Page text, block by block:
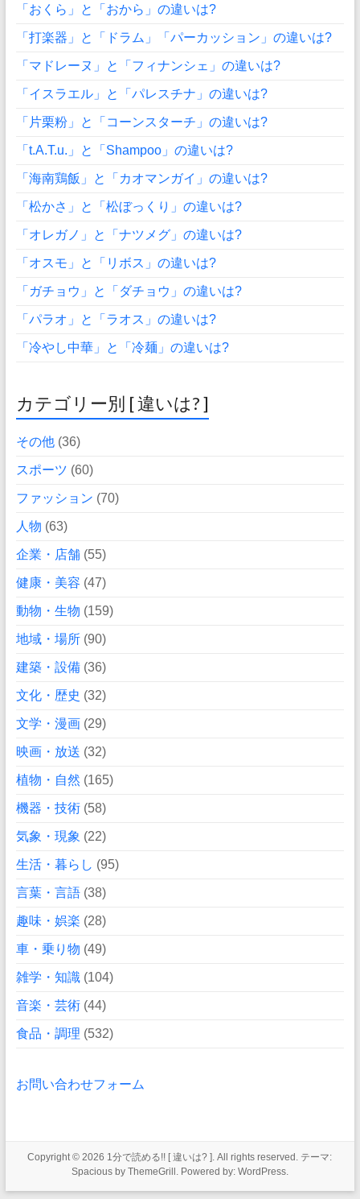
「おくら」と「おから」の違いは?
「打楽器」と「ドラム」「パーカッション」の違いは?
「マドレーヌ」と「フィナンシェ」の違いは?
「イスラエル」と「パレスチナ」の違いは?
「片栗粉」と「コーンスターチ」の違いは?
「t.A.T.u.」と「Shampoo」の違いは?
「海南鶏飯」と「カオマンガイ」の違いは?
「松かさ」と「松ぼっくり」の違いは?
「オレガノ」と「ナツメグ」の違いは?
「オスモ」と「リボス」の違いは?
「ガチョウ」と「ダチョウ」の違いは?
「パラオ」と「ラオス」の違いは?
「冷やし中華」と「冷麺」の違いは?
カテゴリー別 [ 違いは? ]
その他(36)
スポーツ (60)
ファッション (70)
人物 (63)
企業・店舗(55)
健康・美容 (47)
動物・生物 (159)
地域・場所(90)
建築・設備(36)
文化・歴史 (32)
文学・漫画(29)
映画・放送 (32)
植物・自然 (165)
機器・技術(58)
気象・現象 (22)
生活・暮らし (95)
言葉・言語(38)
趣味・娯楽 (28)
車・乗り物 (49)
雑学・知識(104)
音楽・芸術(44)
食品・調理 (532)
お問い合わせフォーム
Copyright © 2026 1分で読める!! [ 違いは? ]. All rights reserved. テーマ:
Spaciousby ThemeGrill. Powered by: WordPress.